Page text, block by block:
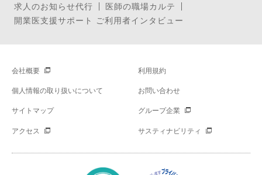
求人のお知らせ代行
医師の職場カルテ
開業医支援サポート ご利用者インタビュー
会社概要 利用規約
個人情報の取り扱いについて お問い合わせ
サイトマップ グループ企業
アクセス サスティナビリティ